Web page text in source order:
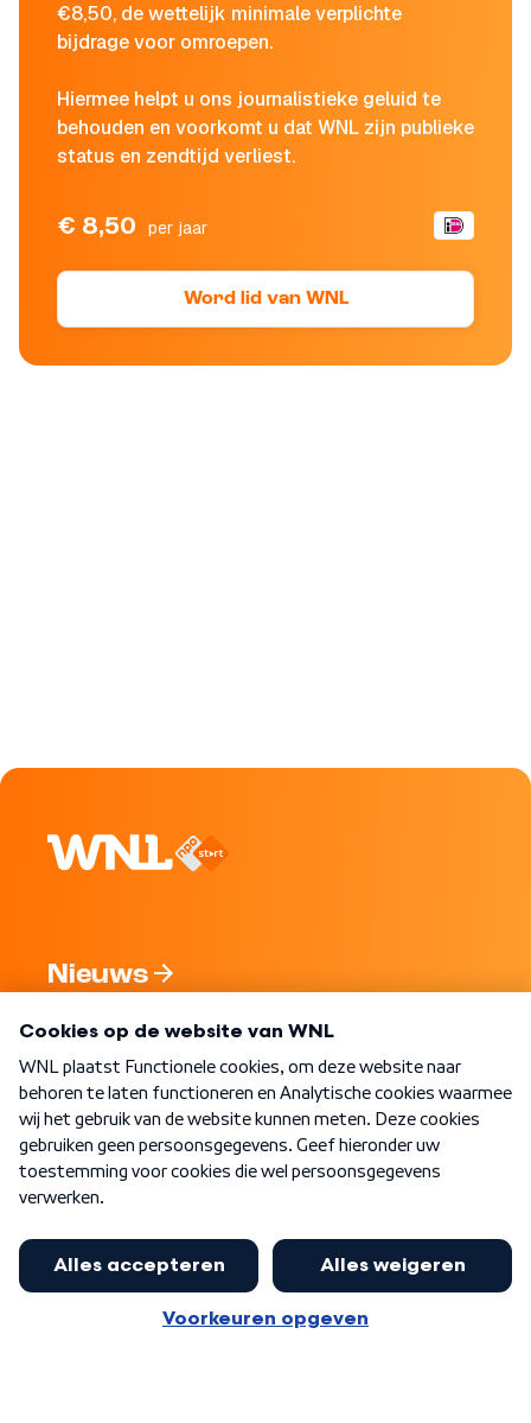
€8,50, de wettelijk minimale verplichte
bijdrage voor omroepen.
Hiermee helpt u ons journalistieke geluid te
behouden en voorkomt u dat WNL zijn publieke
status en zendtijd verliest.
€ 8,50 per jaar
Word lid van WNL
Nieuws
Nieuwsbrief
Word Lid